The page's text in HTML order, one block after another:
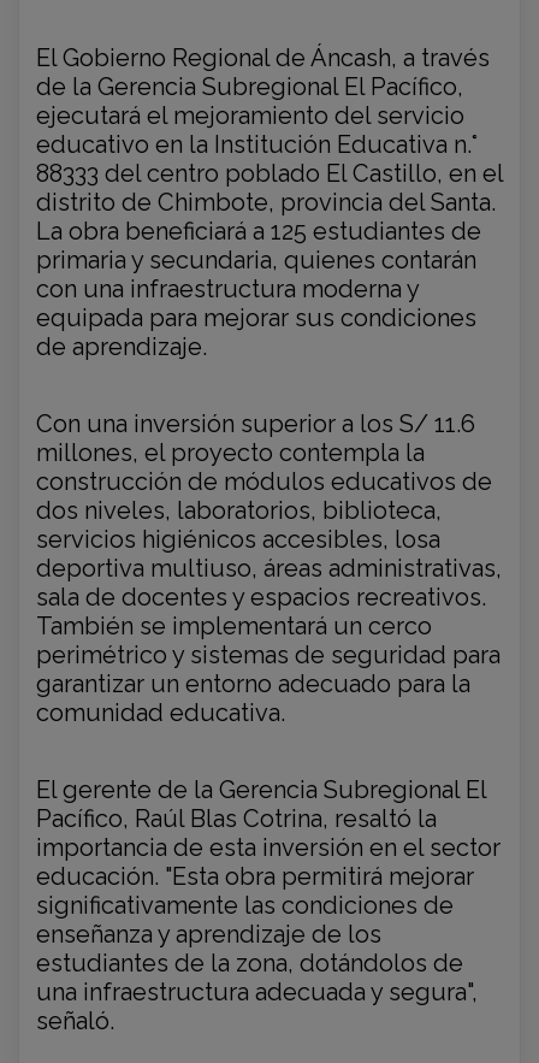
El Gobierno Regional de Áncash, a través
de la Gerencia Subregional El Pacífico,
ejecutará el mejoramiento del servicio
educativo en la Institución Educativa n.°
88333 del centro poblado El Castillo, en el
distrito de Chimbote, provincia del Santa.
La obra beneficiará a 125 estudiantes de
primaria y secundaria, quienes contarán
con una infraestructura moderna y
equipada para mejorar sus condiciones
de aprendizaje.
Con una inversión superior a los S/ 11.6
millones, el proyecto contempla la
construcción de módulos educativos de
dos niveles, laboratorios, biblioteca,
servicios higiénicos accesibles, losa
deportiva multiuso, áreas administrativas,
sala de docentes y espacios recreativos.
También se implementará un cerco
perimétrico y sistemas de seguridad para
garantizar un entorno adecuado para la
comunidad educativa.
El gerente de la Gerencia Subregional El
Pacífico, Raúl Blas Cotrina, resaltó la
importancia de esta inversión en el sector
educación. "Esta obra permitirá mejorar
significativamente las condiciones de
enseñanza y aprendizaje de los
estudiantes de la zona, dotándolos de
una infraestructura adecuada y segura",
señaló.